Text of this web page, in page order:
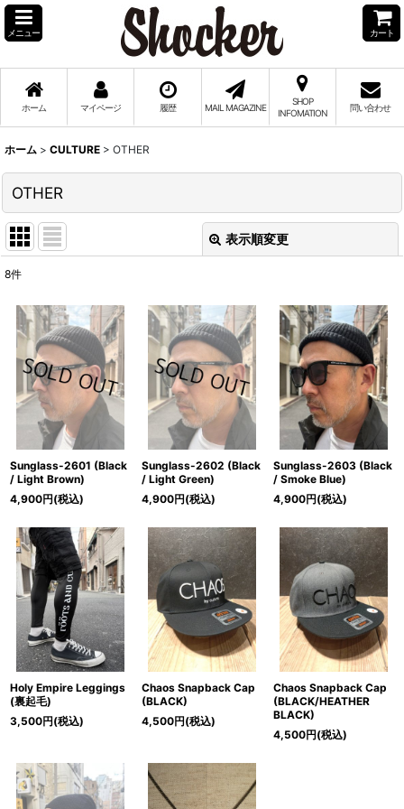
メニュー カート
ホーム マイページ 履歴 MAIL MAGAZINE
SHOP
INFOMATION
問い合わせ
ホーム > CULTURE > OTHER
OTHER
表示順変更
並び順:
絞り込む
8件
Sunglass-2601 (Black
/ Light Brown)
4,900円(税込)
Sunglass-2602 (Black
/ Light Green)
4,900円(税込)
Sunglass-2603 (Black
/ Smoke Blue)
4,900円(税込)
Holy Empire Leggings
(裏起毛)
3,500円(税込)
Chaos Snapback Cap
(BLACK)
4,500円(税込)
Chaos Snapback Cap
(BLACK/HEATHER
BLACK)
4,500円(税込)